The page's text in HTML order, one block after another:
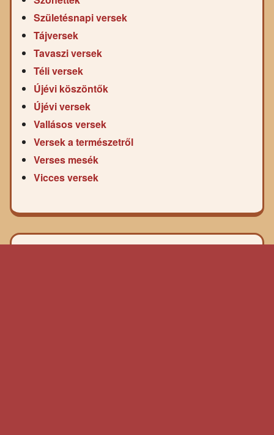
Születésnapi versek
Tájversek
Tavaszi versek
Téli versek
Újévi köszöntők
Újévi versek
Vallásos versek
Versek a természetről
Verses mesék
Vicces versek